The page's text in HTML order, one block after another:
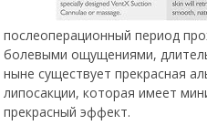
послеоперационный период
болевыми ощущениями,
ныне существует прекрасная
липосакции, которая имеет
прекрасный эффект.